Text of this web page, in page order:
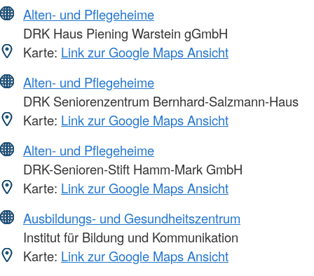
Alten- und Pflegeheime
DRK Haus Piening Warstein gGmbH
Karte: Link zur Google Maps Ansicht
Alten- und Pflegeheime
DRK Seniorenzentrum Bernhard-Salzmann-Haus
Karte: Link zur Google Maps Ansicht
Alten- und Pflegeheime
DRK-Senioren-Stift Hamm-Mark GmbH
Karte: Link zur Google Maps Ansicht
Ausbildungs- und Gesundheitszentrum
Institut für Bildung und Kommunikation
Karte: Link zur Google Maps Ansicht